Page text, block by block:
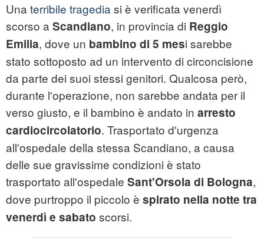
Una terribile tragedia si è verificata venerdì
scorso a Scandiano, in provincia di Reggio
Emilia, dove un bambino di 5 mesi sarebbe
stato sottoposto ad un intervento di circoncisione
da parte dei suoi stessi genitori. Qualcosa però,
durante l'operazione, non sarebbe andata per il
verso giusto, e il bambino è andato in arresto
cardiocircolatorio. Trasportato d'urgenza
all'ospedale della stessa Scandiano, a causa
delle sue gravissime condizioni è stato
trasportato all'ospedale Sant'Orsola di Bologna,
dove purtroppo il piccolo è spirato nella notte tra
venerdì e sabato scorsi.